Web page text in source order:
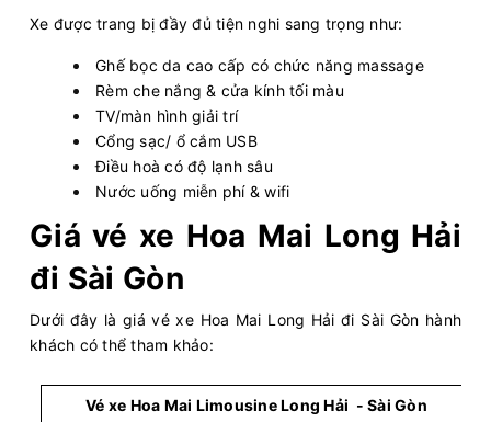
Giá vé: 230.000 Còn trống: 4 Chọn mua
05:3010/08/2026 10/08
Văn phòng Hoa Mai
Vũng Tàu
Giá vé: 180.000
06:0010/08/2026
Vũng Tàu
Tây
Xe được trang bị đầy đủ tiện nghi sang trọng như:
Ghế bọc da cao cấp có chức năng massage
Rèm che nắng & cửa kính tối màu
TV/màn hình giải trí
Cổng sạc/ ổ cắm USB
Điều hoà có độ lạnh sâu
Nước uống miễn phí & wifi
Giá vé xe Hoa Mai Long Hải
đi Sài Gòn
Dưới đây là giá vé xe Hoa Mai Long Hải đi Sài Gòn hành
khách có thể tham khảo:
Vé xe Hoa Mai Limousine Long Hải - Sài Gòn